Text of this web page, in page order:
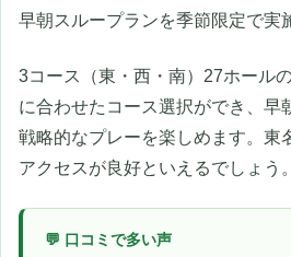
早朝スループランを季節限定で実
3コース（東・西・南）27ホール
に合わせたコース選択ができ、早
戦略的なプレーを楽しめます。東
アクセスが良好といえるでしょう。
💬 口コミで多い声